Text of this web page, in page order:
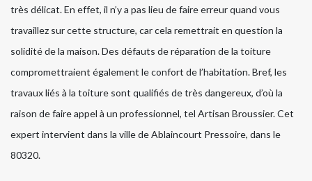
très délicat. En effet, il n’y a pas lieu de faire erreur quand vous
travaillez sur cette structure, car cela remettrait en question la
solidité de la maison. Des défauts de réparation de la toiture
compromettraient également le confort de l’habitation. Bref, les
travaux liés à la toiture sont qualifiés de très dangereux, d’où la
raison de faire appel à un professionnel, tel Artisan Broussier. Cet
expert intervient dans la ville de Ablaincourt Pressoire, dans le
80320.